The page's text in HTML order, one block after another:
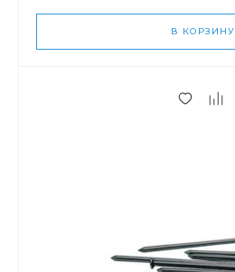
В КОРЗИНУ